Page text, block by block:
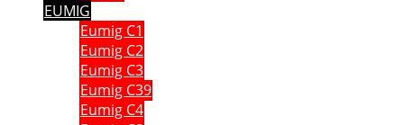
EUMIG
Eumig C1
Eumig C2
Eumig C3
Eumig C39
Eumig C4